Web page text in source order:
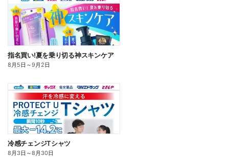
指名買い!夏を乗り切る神スキンケア
8月5日 ～9月2日
冷感チェンジTシャツ
8月3日 ～8月30日